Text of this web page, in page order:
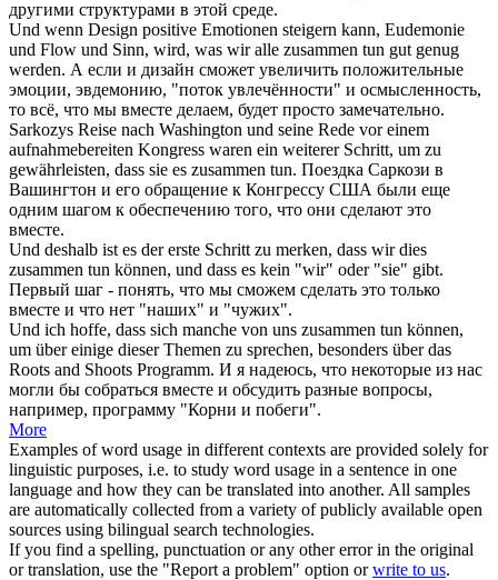
другими структурами в этой среде.
Und wenn Design positive Emotionen steigern kann, Eudemonie
und Flow und Sinn, wird, was wir alle zusammen tun gut genug
werden. А если и дизайн сможет увеличить положительные
эмоции, эвдемонию, "поток увлечённости" и осмысленность,
то всё, что мы вместе делаем, будет просто замечательно.
Sarkozys Reise nach Washington und seine Rede vor einem
aufnahmebereiten Kongress waren ein weiterer Schritt, um zu
gewährleisten, dass sie es zusammen tun. Поездка Саркози в
Вашингтон и его обращение к Конгрессу США были еще
одним шагом к обеспечению того, что они сделают это
вместе.
Und deshalb ist es der erste Schritt zu merken, dass wir dies
zusammen tun können, und dass es kein "wir" oder "sie" gibt.
Первый шаг - понять, что мы сможем сделать это только
вместе и что нет "наших" и "чужих".
Und ich hoffe, dass sich manche von uns zusammen tun können,
um über einige dieser Themen zu sprechen, besonders über das
Roots and Shoots Programm. И я надеюсь, что некоторые из нас
могли бы собраться вместе и обсудить разные вопросы,
например, программу "Корни и побеги".
More
Examples of word usage in different contexts are provided solely for
linguistic purposes, i.e. to study word usage in a sentence in one
language and how they can be translated into another. All samples
are automatically collected from a variety of publicly available open
sources using bilingual search technologies.
If you find a spelling, punctuation or any other error in the original
or translation, use the "Report a problem" option orwrite to us.